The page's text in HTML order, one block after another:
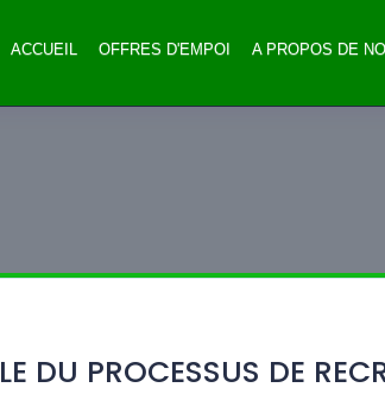
ACCUEIL OFFRES D'EMPOI A PROPOS DE
DU PROCESSUS DE